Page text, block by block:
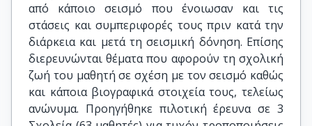
από κάποιο σεισμό που ένοιωσαν και τις
στάσεις και συμπεριφορές τους πριν κατά την
διάρκεια και μετά τη σεισμική δόνηση. Επίσης
διερευνώνται θέματα που αφορούν τη σχολική
ζωή του μαθητή σε σχέση με τον σεισμό καθώς
και κάποια βιογραφικά στοιχεία τους, τελείως
ανώνυμα. Προηγήθηκε πιλοτική έρευνα σε 3